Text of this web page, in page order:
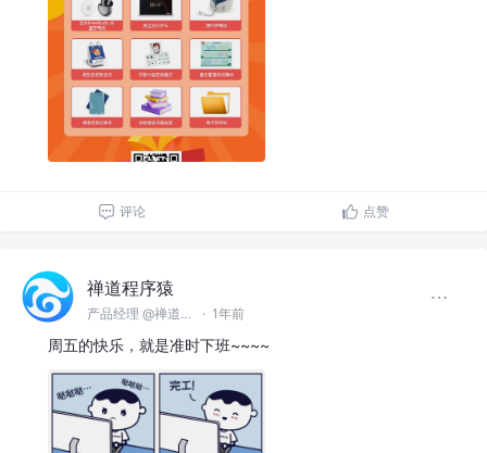
评论 点赞
禅道程序猿
产品经理 @禅道软件（青岛）有限公司 · 1年前
周五的快乐，就是准时下班~~~~